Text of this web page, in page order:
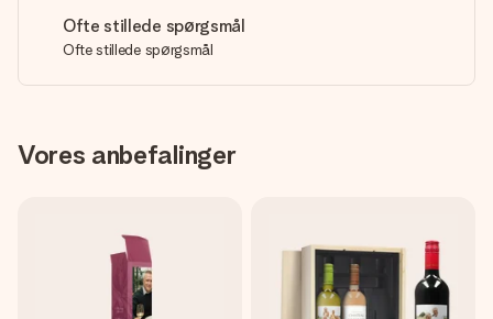
Ofte stillede spørgsmål
Ofte stillede spørgsmål
Vores anbefalinger